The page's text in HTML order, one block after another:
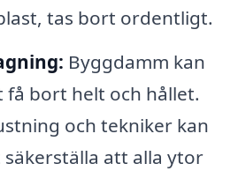
tas bort ordentligt.
Byggdamm kan
få bort helt och hållet.
och tekniker kan
att alla ytor